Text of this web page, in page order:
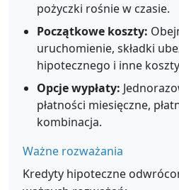
pożyczki rośnie w czasie.
Początkowe koszty:
uruchomienie, składki
hipotecznego i inne
Opcje wypłaty:
płatności miesięczne,
kombinacja.
Ważne rozważania
Kredyty hipoteczne